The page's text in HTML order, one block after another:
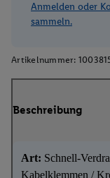
Anmelden oder
sammeln.
Artikelnummer:
Beschreibung
Art: Schnell-
Kabelklemmen /